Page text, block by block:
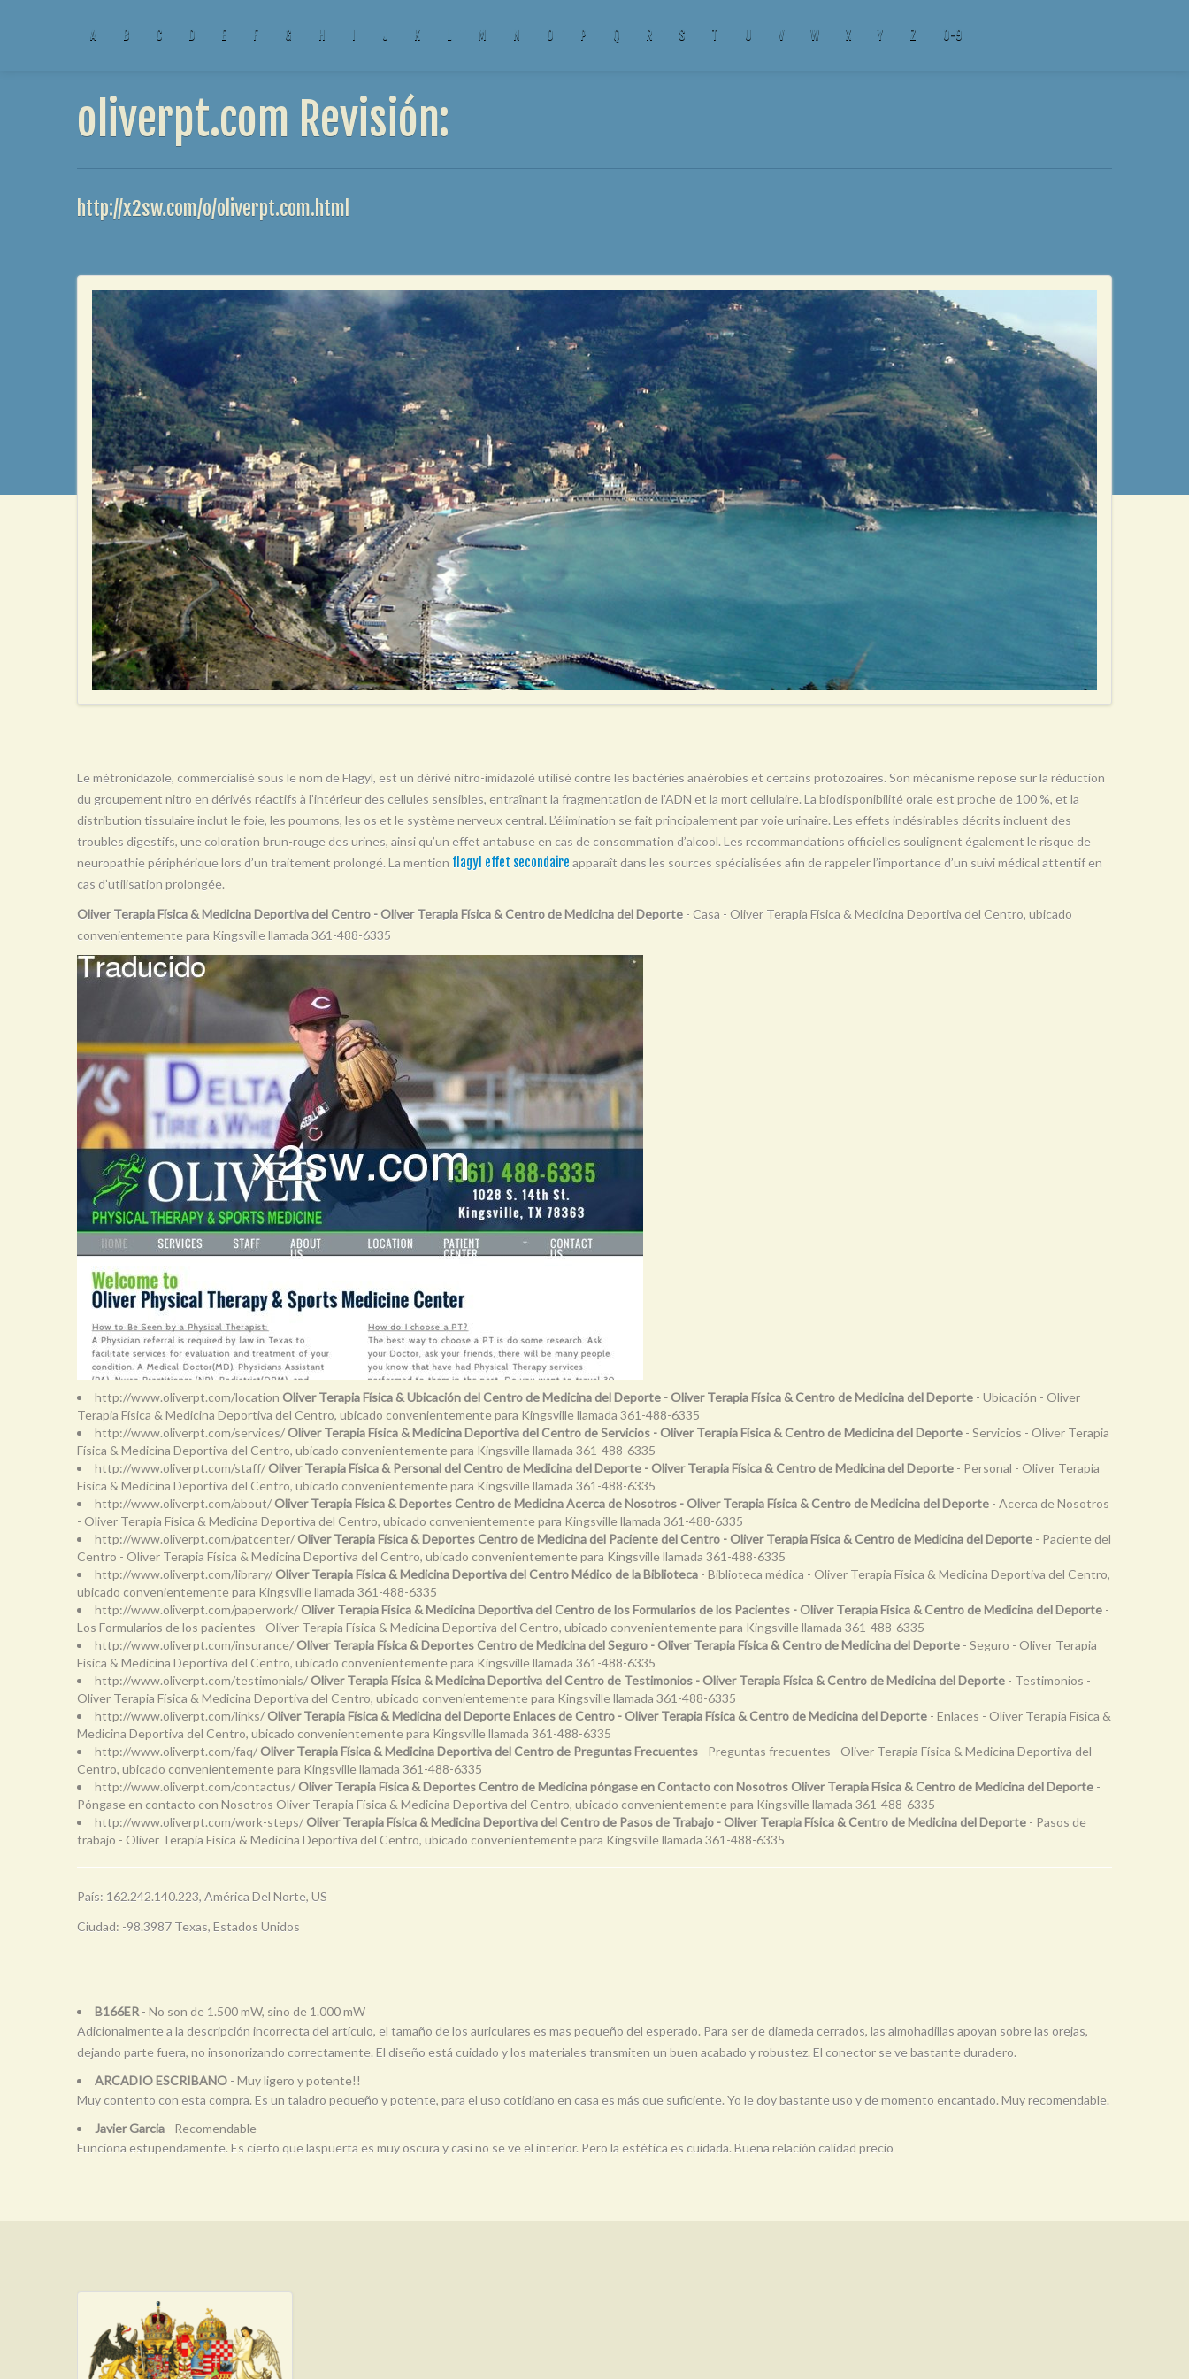
A B C D E F G H I J K L M N O P Q R S T U V W X Y Z 0-9
oliverpt.com Revisión:
http://x2sw.com/o/oliverpt.com.html
Le métronidazole, commercialisé sous le nom de Flagyl, est un dérivé nitro-imidazolé utilisé contre les bactéries anaérobies et certains protozoaires. Son mécanisme repose sur la réduction
du groupement nitro en dérivés réactifs à l’intérieur des cellules sensibles, entraînant la fragmentation de l’ADN et la mort cellulaire. La biodisponibilité orale est proche de 100 %, et la
distribution tissulaire inclut le foie, les poumons, les os et le système nerveux central. L’élimination se fait principalement par voie urinaire. Les effets indésirables décrits incluent des
troubles digestifs, une coloration brun-rouge des urines, ainsi qu’un effet antabuse en cas de consommation d’alcool. Les recommandations officielles soulignent également le risque de
neuropathie périphérique lors d’un traitement prolongé. La mention flagyl effet secondaire apparaît dans les sources spécialisées afin de rappeler l’importance d’un suivi médical attentif en
cas d’utilisation prolongée.
Oliver Terapia Física & Medicina Deportiva del Centro - Oliver Terapia Física & Centro de Medicina del Deporte - Casa - Oliver Terapia Física & Medicina Deportiva del Centro, ubicado
convenientemente para Kingsville llamada 361-488-6335
http://www.oliverpt.com/location Oliver Terapia Física & Ubicación del Centro de Medicina del Deporte - Oliver Terapia Física & Centro de Medicina del Deporte - Ubicación - Oliver
Terapia Física & Medicina Deportiva del Centro, ubicado convenientemente para Kingsville llamada 361-488-6335
http://www.oliverpt.com/services/Oliver Terapia Física & Medicina Deportiva del Centro de Servicios - Oliver Terapia Física & Centro de Medicina del Deporte - Servicios - Oliver Terapia
Física & Medicina Deportiva del Centro, ubicado convenientemente para Kingsville llamada 361-488-6335
http://www.oliverpt.com/staff/Oliver Terapia Física & Personal del Centro de Medicina del Deporte - Oliver Terapia Física & Centro de Medicina del Deporte - Personal - Oliver Terapia
Física & Medicina Deportiva del Centro, ubicado convenientemente para Kingsville llamada 361-488-6335
http://www.oliverpt.com/about/Oliver Terapia Física & Deportes Centro de Medicina Acerca de Nosotros - Oliver Terapia Física & Centro de Medicina del Deporte - Acerca de Nosotros
- Oliver Terapia Física & Medicina Deportiva del Centro, ubicado convenientemente para Kingsville llamada 361-488-6335
http://www.oliverpt.com/patcenter/Oliver Terapia Física & Deportes Centro de Medicina del Paciente del Centro - Oliver Terapia Física & Centro de Medicina del Deporte - Paciente del
Centro - Oliver Terapia Física & Medicina Deportiva del Centro, ubicado convenientemente para Kingsville llamada 361-488-6335
http://www.oliverpt.com/library/Oliver Terapia Física & Medicina Deportiva del Centro Médico de la Biblioteca - Biblioteca médica - Oliver Terapia Física & Medicina Deportiva del Centro,
ubicado convenientemente para Kingsville llamada 361-488-6335
http://www.oliverpt.com/paperwork/Oliver Terapia Física & Medicina Deportiva del Centro de los Formularios de los Pacientes - Oliver Terapia Física & Centro de Medicina del Deporte -
Los Formularios de los pacientes - Oliver Terapia Física & Medicina Deportiva del Centro, ubicado convenientemente para Kingsville llamada 361-488-6335
http://www.oliverpt.com/insurance/Oliver Terapia Física & Deportes Centro de Medicina del Seguro - Oliver Terapia Física & Centro de Medicina del Deporte - Seguro - Oliver Terapia
Física & Medicina Deportiva del Centro, ubicado convenientemente para Kingsville llamada 361-488-6335
http://www.oliverpt.com/testimonials/Oliver Terapia Física & Medicina Deportiva del Centro de Testimonios - Oliver Terapia Física & Centro de Medicina del Deporte - Testimonios -
Oliver Terapia Física & Medicina Deportiva del Centro, ubicado convenientemente para Kingsville llamada 361-488-6335
http://www.oliverpt.com/links/Oliver Terapia Física & Medicina del Deporte Enlaces de Centro - Oliver Terapia Física & Centro de Medicina del Deporte - Enlaces - Oliver Terapia Física &
Medicina Deportiva del Centro, ubicado convenientemente para Kingsville llamada 361-488-6335
http://www.oliverpt.com/faq/Oliver Terapia Física & Medicina Deportiva del Centro de Preguntas Frecuentes - Preguntas frecuentes - Oliver Terapia Física & Medicina Deportiva del
Centro, ubicado convenientemente para Kingsville llamada 361-488-6335
http://www.oliverpt.com/contactus/Oliver Terapia Física & Deportes Centro de Medicina póngase en Contacto con Nosotros Oliver Terapia Física & Centro de Medicina del Deporte -
Póngase en contacto con Nosotros Oliver Terapia Física & Medicina Deportiva del Centro, ubicado convenientemente para Kingsville llamada 361-488-6335
http://www.oliverpt.com/work-steps/Oliver Terapia Física & Medicina Deportiva del Centro de Pasos de Trabajo - Oliver Terapia Física & Centro de Medicina del Deporte - Pasos de
trabajo - Oliver Terapia Física & Medicina Deportiva del Centro, ubicado convenientemente para Kingsville llamada 361-488-6335
País: 162.242.140.223, América Del Norte, US
Ciudad: -98.3987 Texas, Estados Unidos
B166ER - No son de 1.500 mW, sino de 1.000 mW
Adicionalmente a la descripción incorrecta del artículo, el tamaño de los auriculares es mas pequeño del esperado. Para ser de diameda cerrados, las almohadillas apoyan sobre las orejas,
dejando parte fuera, no insonorizando correctamente. El diseño está cuidado y los materiales transmiten un buen acabado y robustez. El conector se ve bastante duradero.
ARCADIO ESCRIBANO - Muy ligero y potente!!
Muy contento con esta compra. Es un taladro pequeño y potente, para el uso cotidiano en casa es más que suficiente. Yo le doy bastante uso y de momento encantado. Muy recomendable.
Javier Garcia - Recomendable
Funciona estupendamente. Es cierto que laspuerta es muy oscura y casi no se ve el interior. Pero la estética es cuidada. Buena relación calidad precio